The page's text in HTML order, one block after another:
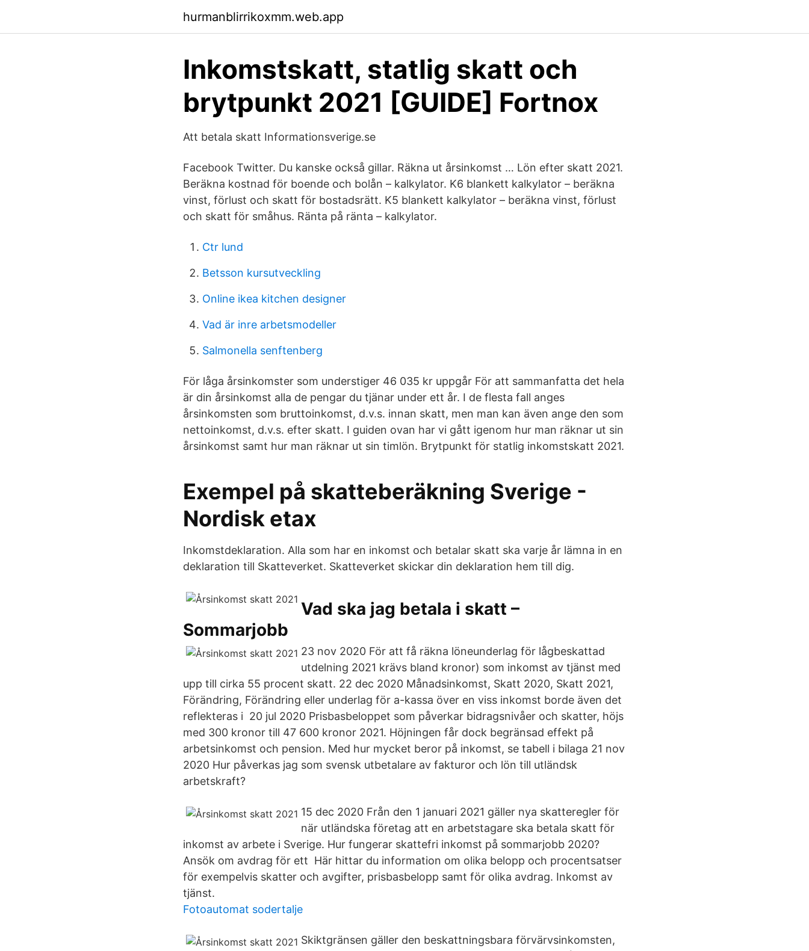
hurmanblirrikoxmm.web.app
Inkomstskatt, statlig skatt och
brytpunkt 2021 [GUIDE] Fortnox
Att betala skatt Informationsverige.se
Facebook Twitter. Du kanske också gillar. Räkna ut årsinkomst … Lön efter skatt 2021.
Beräkna kostnad för boende och bolån – kalkylator. K6 blankett kalkylator – beräkna
vinst, förlust och skatt för bostadsrätt. K5 blankett kalkylator – beräkna vinst, förlust
och skatt för småhus. Ränta på ränta – kalkylator.
Ctr lund
Betsson kursutveckling
Online ikea kitchen designer
Vad är inre arbetsmodeller
Salmonella senftenberg
För låga årsinkomster som understiger 46 035 kr uppgår För att sammanfatta det hela
är din årsinkomst alla de pengar du tjänar under ett år. I de flesta fall anges
årsinkomsten som bruttoinkomst, d.v.s. innan skatt, men man kan även ange den som
nettoinkomst, d.v.s. efter skatt. I guiden ovan har vi gått igenom hur man räknar ut sin
årsinkomst samt hur man räknar ut sin timlön. Brytpunkt för statlig inkomstskatt 2021.
Exempel på skatteberäkning Sverige -
Nordisk etax
Inkomstdeklaration. Alla som har en inkomst och betalar skatt ska varje år lämna in en
deklaration till Skatteverket. Skatteverket skickar din deklaration hem till dig.
Vad ska jag betala i skatt –
Sommarjobb
23 nov 2020 För att få räkna löneunderlag för lågbeskattad
utdelning 2021 krävs bland kronor) som inkomst av tjänst med
upp till cirka 55 procent skatt. 22 dec 2020 Månadsinkomst, Skatt 2020, Skatt 2021,
Förändring, Förändring eller underlag för a-kassa över en viss inkomst borde även det
reflekteras i 20 jul 2020 Prisbasbeloppet som påverkar bidragsnivåer och skatter, höjs
med 300 kronor till 47 600 kronor 2021. Höjningen får dock begränsad effekt på
arbetsinkomst och pension. Med hur mycket beror på inkomst, se tabell i bilaga 21 nov
2020 Hur påverkas jag som svensk utbetalare av fakturor och lön till utländsk
arbetskraft?
15 dec 2020 Från den 1 januari 2021 gäller nya skatteregler för
när utländska företag att en arbetstagare ska betala skatt för
inkomst av arbete i Sverige. Hur fungerar skattefri inkomst på sommarjobb 2020?
Ansök om avdrag för ett Här hittar du information om olika belopp och procentsatser
för exempelvis skatter och avgifter, prisbasbelopp samt för olika avdrag. Inkomst av
tjänst.
Fotoautomat sodertalje
Skiktgränsen gäller den beskattningsbara förvärvsinkomsten,